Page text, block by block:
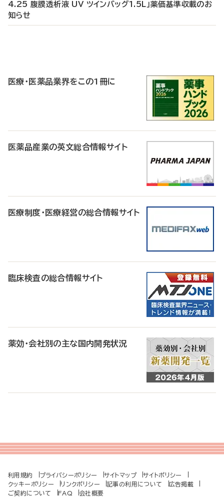
4.25 腹膜透析液 UV ツインバッグ1.5L」薬価基準収載のお
知らせ
医療・医薬品業界をこの1冊に
医薬品産業の英文総合情報サイト
医療制度・医療経営の総合情報サイト
臨床検査の総合情報サイト
薬効・会社別の主な国内開発状況
利用規約 プライバシーポリシー サイトマップ
サイトポリシー
クッキーポリシー
リンクポリシー 記事の利用について
広告掲載
ご契約について
FAQ 会社概要